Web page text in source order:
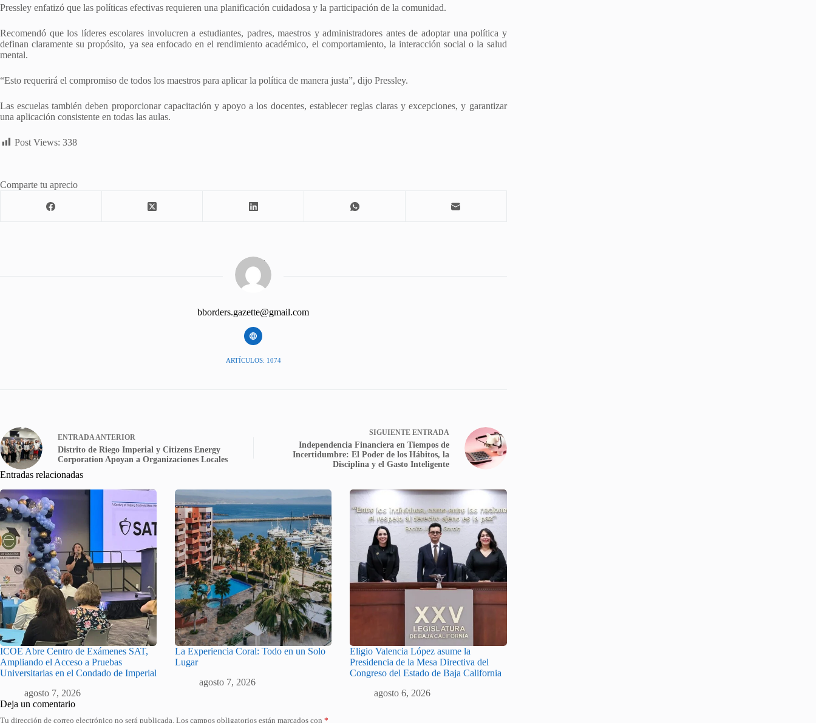
Pressley enfatizó que las políticas efectivas requieren una planificación cuidadosa y la participación de la comunidad.
Recomendó que los líderes escolares involucren a estudiantes, padres, maestros y administradores antes de adoptar una política y
definan claramente su propósito, ya sea enfocado en el rendimiento académico, el comportamiento, la interacción social o la salud
mental.
“Esto requerirá el compromiso de todos los maestros para aplicar la política de manera justa”, dijo Pressley.
Las escuelas también deben proporcionar capacitación y apoyo a los docentes, establecer reglas claras y excepciones, y garantizar
una aplicación consistente en todas las aulas.
Post Views: 338
Comparte tu aprecio
bborders.gazette@gmail.com
ARTÍCULOS: 1074
ENTRADAANTERIOR
Distrito de Riego Imperial y Citizens Energy
Corporation Apoyan a Organizaciones Locales
SIGUIENTE ENTRADA
Independencia Financiera en Tiempos de
Incertidumbre: El Poder de los Hábitos, la
Disciplina y el Gasto Inteligente
Entradas relacionadas
ICOE Abre Centro de Exámenes SAT,
Ampliando el Acceso a Pruebas
Universitarias en el Condado de Imperial
agosto 7, 2026
La Experiencia Coral: Todo en un Solo
Lugar
agosto 7, 2026
Eligio Valencia López asume la
Presidencia de la Mesa Directiva del
Congreso del Estado de Baja California
agosto 6, 2026
Deja un comentario
Tu dirección de correo electrónico no será publicada. Los campos obligatorios están marcados con *